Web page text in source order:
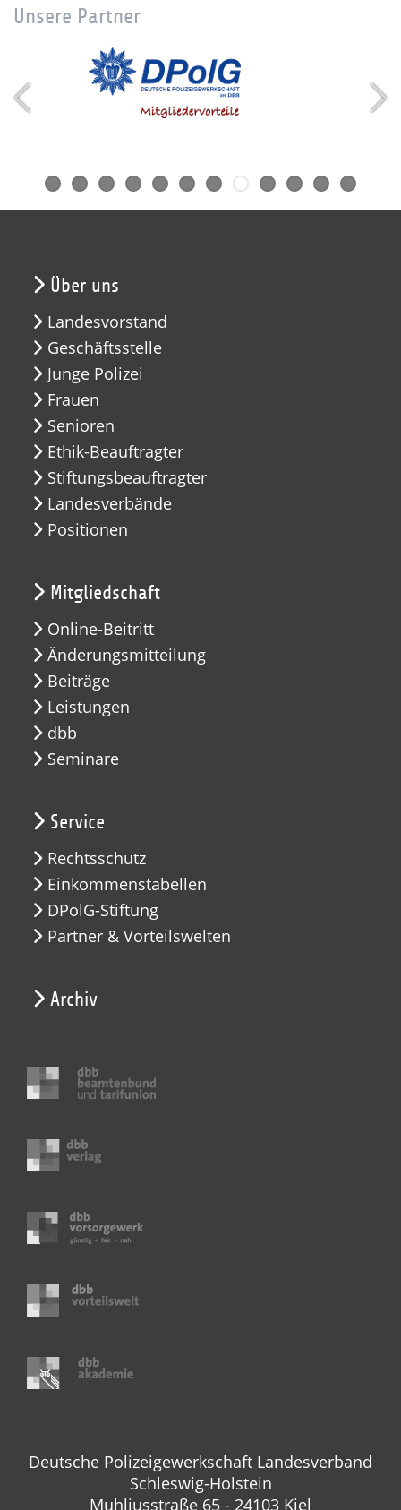
Unsere Partner
Über uns
Landesvorstand
Geschäftsstelle
Junge Polizei
Frauen
Senioren
Ethik-Beauftragter
Stiftungsbeauftragter
Landesverbände
Positionen
Mitgliedschaft
Online-Beitritt
Änderungsmitteilung
Beiträge
Leistungen
dbb
Seminare
Service
Rechtsschutz
Einkommenstabellen
DPolG-Stiftung
Partner & Vorteilswelten
Archiv
Deutsche Polizeigewerkschaft Landesverband
Schleswig-Holstein
Muhliusstraße 65 - 24103 Kiel